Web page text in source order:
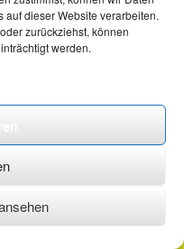
dieser Website verarbeiten.
zurückziehst, können
werden.
·Impressum ·